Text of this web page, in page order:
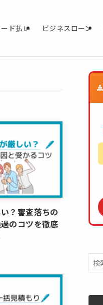
ド払い ビジネスローン
？審査落ちの
のコツを徹底